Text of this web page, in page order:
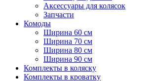
Аксессуары для колясок
Запчасти
Комоды
Ширина 60 см
Ширина 70 см
Ширина 80 см
Ширина 90 см
Комплекты в коляску
Комплекты в кроватку